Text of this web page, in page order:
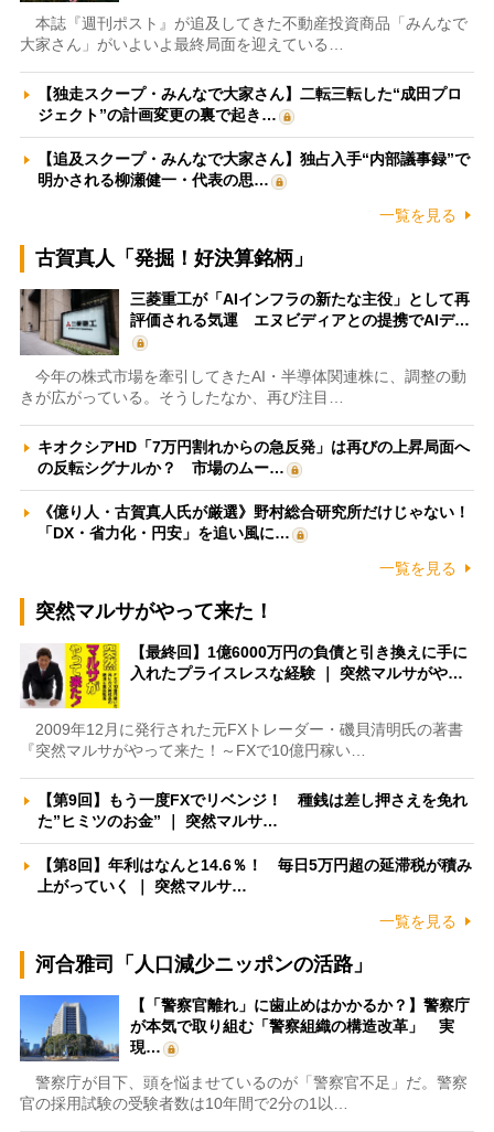
本誌『週刊ポスト』が追及してきた不動産投資商品「みんなで
大家さん」がいよいよ最終局面を迎えている…
【独走スクープ・みんなで大家さん】二転三転した“成田プロ
ジェクト”の計画変更の裏で起き…
【追及スクープ・みんなで大家さん】独占入手“内部議事録”で
明かされる柳瀬健一・代表の思…
一覧を見る
古賀真人「発掘！好決算銘柄」
三菱重工が「AIインフラの新たな主役」として再
評価される気運 エヌビディアとの提携でAIデ…
今年の株式市場を牽引してきたAI・半導体関連株に、調整の動
きが広がっている。そうしたなか、再び注目…
キオクシアHD「7万円割れからの急反発」は再びの上昇局面へ
の反転シグナルか？ 市場のムー…
《億り人・古賀真人氏が厳選》野村総合研究所だけじゃない！
「DX・省力化・円安」を追い風に…
一覧を見る
突然マルサがやって来た！
【最終回】1億6000万円の負債と引き換えに手に
入れたプライスレスな経験 ｜ 突然マルサがや…
2009年12月に発行された元FXトレーダー・磯貝清明氏の著書
『突然マルサがやって来た！～FXで10億円稼い…
【第9回】もう一度FXでリベンジ！ 種銭は差し押さえを免れ
た”ヒミツのお金” ｜ 突然マルサ…
【第8回】年利はなんと14.6％！ 毎日5万円超の延滞税が積み
上がっていく ｜ 突然マルサ…
一覧を見る
河合雅司「人口減少ニッポンの活路」
【「警察官離れ」に歯止めはかかるか？】警察庁
が本気で取り組む「警察組織の構造改革」 実
現…
警察庁が目下、頭を悩ませているのが「警察官不足」だ。警察
官の採用試験の受験者数は10年間で2分の1以…